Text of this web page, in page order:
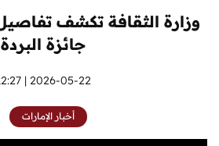
أم القيوين o
راس الخيمة 39 o
الفجيرة 35 o
جائزة البردة
2026-05-22 | 12:27
أخبار الإمارات